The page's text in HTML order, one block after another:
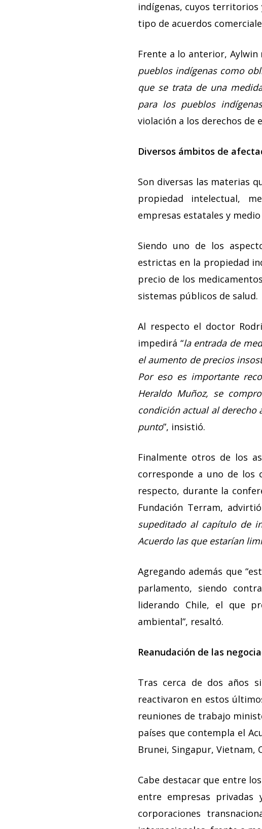
indígenas, cuyos territorios
tipo de acuerdos
Frente a lo anterior, Aylwin
pueblos indígenas como
que se trata de una
para los pueblos
violación a los derechos de
Diversos ámbitos de
Son diversas las materias
propiedad intelectual,
empresas estatales y
Siendo uno de los
estrictas en la propiedad
precio de los
sistemas públicos de salud.
Al respecto el doctor
impedirá “la entrada de
el aumento de precios
Por eso es importante
Heraldo Muñoz, se
condición actual al derecho
punto”, insistió.
Finalmente otros de los
corresponde a uno de los
respecto, durante la
Fundación Terram,
supeditado al capítulo de
Acuerdo las que estarían
Agregando además que
parlamento, siendo
liderando Chile, el que
ambiental”, resaltó.
Reanudación de las
Tras cerca de dos años
reactivaron en estos
reuniones de trabajo
países que contempla el
Brunei, Singapur, Vietnam,
Cabe destacar que entre
entre empresas
corporaciones